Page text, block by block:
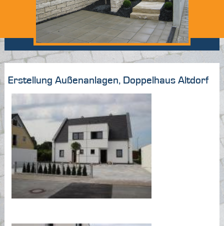
Erstellung Außenanlagen, Doppelhaus Altdorf